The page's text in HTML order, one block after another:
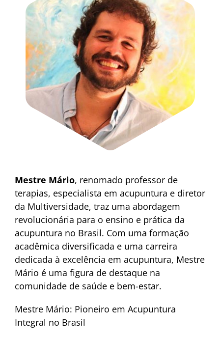
Mestre Mário, renomado professor de
terapias, especialista em acupuntura e diretor
da Multiversidade, traz uma abordagem
revolucionária para o ensino e prática da
acupuntura no Brasil. Com uma formação
acadêmica diversificada e uma carreira
dedicada à excelência em acupuntura, Mestre
Mário é uma figura de destaque na
comunidade de saúde e bem-estar.
Mestre Mário: Pioneiro em Acupuntura
Integral no Brasil